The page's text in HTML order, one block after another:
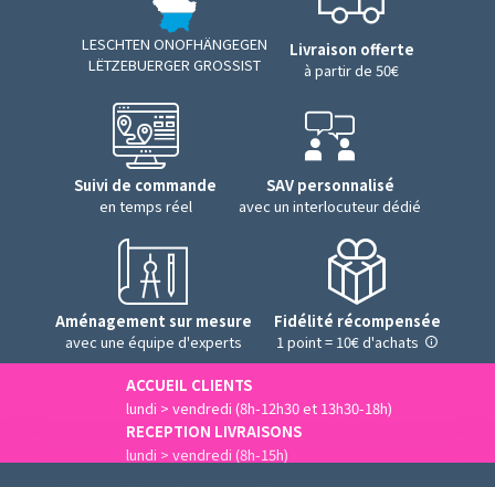
LESCHTEN ONOFHÄNGEGEN
LËTZEBUERGER GROSSIST
Livraison offerte
à partir de 50€
Suivi de commande
en temps réel
SAV personnalisé
avec un interlocuteur dédié
Aménagement sur mesure
avec une équipe d'experts
Fidélité récompensée
1 point = 10€ d'achats
ACCUEIL CLIENTS
lundi > vendredi (8h-12h30 et 13h30-18h)
RECEPTION LIVRAISONS
lundi > vendredi (8h-15h)